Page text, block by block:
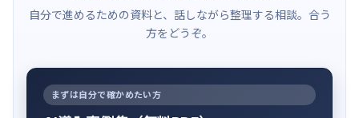
自分で進めるための資料と、話しながら整理する相談。合う
方をどうぞ。
まずは自分で確かめたい方